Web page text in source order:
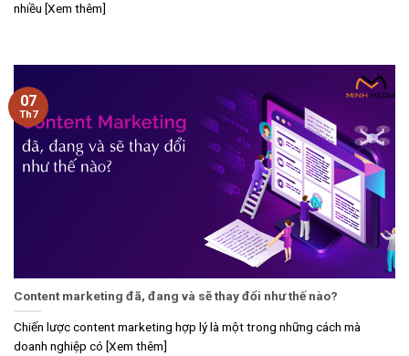
nhiều [Xem thêm]
Content marketing đã, đang và sẽ thay đổi như thế nào?
Chiến lược content marketing hợp lý là một trong những cách mà
doanh nghiệp có [Xem thêm]
07
Th7